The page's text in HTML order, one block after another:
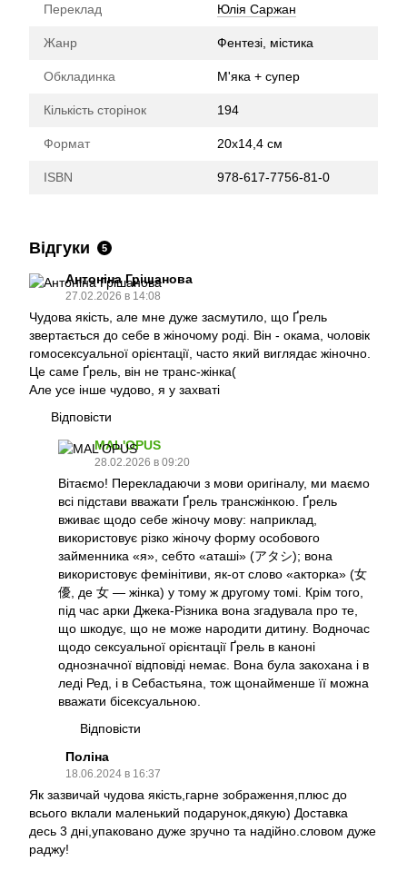
Переклад Юлія Саржан
Жанр Фентезі, містика
Обкладинка М'яка + супер
Кількість сторінок 194
Формат 20х14,4 см
ISBN 978-617-7756-81-0
Відгуки 5
Антоніна Грішанова
27.02.2026 в 14:08
Чудова якість, але мне дуже засмутило, що Ґрель
звертається до себе в жіночому роді. Він - окама, чоловік
гомосексуальної орієнтації, часто який виглядає жіночно.
Це саме Ґрель, він не транс-жінка(
Але усе інше чудово, я у захваті
Відповісти
MAL'OPUS
28.02.2026 в 09:20
Вітаємо! Перекладаючи з мови оригіналу, ми маємо
всі підстави вважати Ґрель трансжінкою. Ґрель
вживає щодо себе жіночу мову: наприклад,
використовує різко жіночу форму особового
займенника «я», себто «аташі» (アタシ); вона
використовує фемінітиви, як-от слово «акторка» (女
優, де 女 — жінка) у тому ж другому томі. Крім того,
під час арки Джека-Різника вона згадувала про те,
що шкодує, що не може народити дитину. Водночас
щодо сексуальної орієнтації Ґрель в каноні
однозначної відповіді немає. Вона була закохана і в
леді Ред, і в Себастьяна, тож щонайменше її можна
вважати бісексуальною.
Відповісти
Поліна
18.06.2024 в 16:37
Як зазвичай чудова якість,гарне зображення,плюс до
всього вклали маленький подарунок,дякую) Доставка
десь 3 дні,упаковано дуже зручно та надійно.словом дуже
раджу!